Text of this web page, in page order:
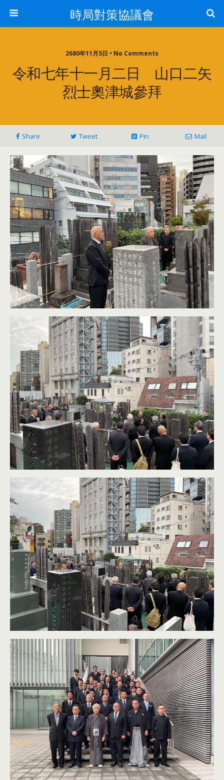
時局對策協議會
2680年11月5日 • No Comments
令和七年十一月二日 山口二矢
烈士奧津城參拜
Share Tweet Pin Mail